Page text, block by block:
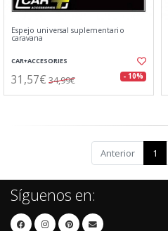
Espejo universal suplementario
caravana
CAR+ACCESORIES
31,57€ 34,99€ - 10%
Anterior 1
Síguenos en: